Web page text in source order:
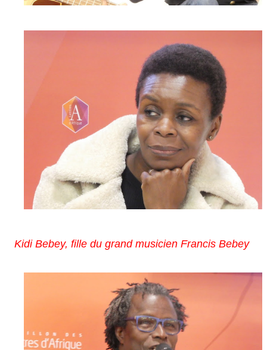
Kidi Bebey, fille du grand musicien Francis Bebey